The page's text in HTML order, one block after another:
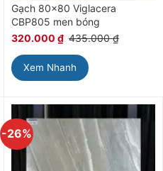
Gạch 80×80 Viglacera
CBP805 men bóng
320.000 ₫ 435.000₫
Xem Nhanh
-26%